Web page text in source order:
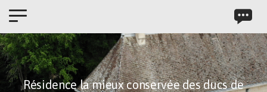
Résidence la mieux conservée des ducs de
Panneau de gestion des cookies